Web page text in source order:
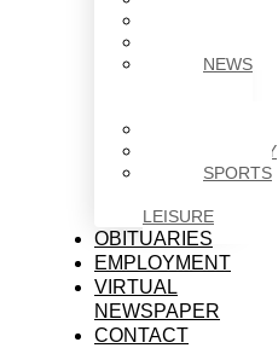
NEWS
SOCIETY
SPORTS
LEISURE
OBITUARIES
EMPLOYMENT
VIRTUAL
NEWSPAPER
CONTACT